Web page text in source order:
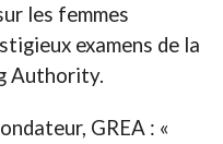
les femmes
examens de la
Authority.
GREA : «